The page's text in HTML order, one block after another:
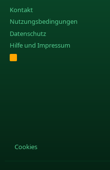
Kontakt
Nutzungsbedingungen
Datenschutz
Hilfe und Impressum
R
S
Cookies